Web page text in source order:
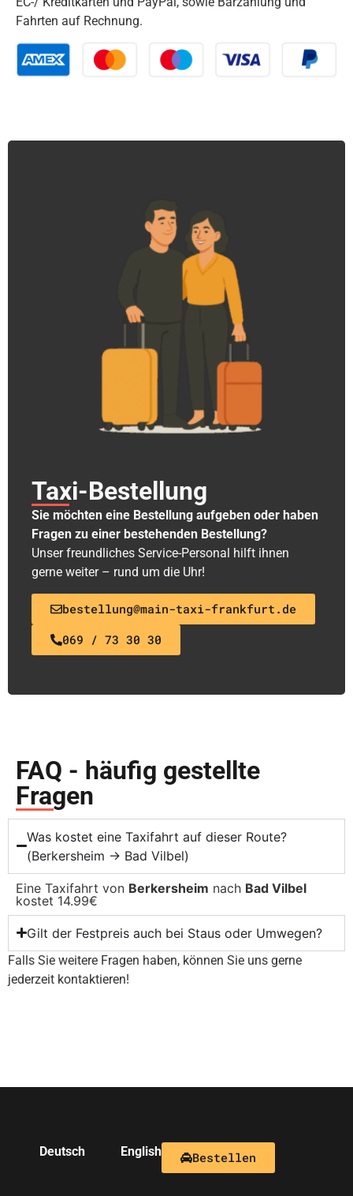
Fahrten auf Rechnung.
Taxi-Bestellung
Sie möchten eine Bestellung aufgeben oder haben
Fragen zu einer bestehenden Bestellung?
Unser freundliches Service-Personal hilft ihnen
gerne weiter – rund um die Uhr!
bestellung@main-taxi-frankfurt.de
069 / 73 30 30
FAQ - häufig gestellte
Fragen
Was kostet eine Taxifahrt auf dieser Route?
(Berkersheim → Bad Vilbel)
Eine Taxifahrt von Berkersheim nach Bad Vilbel
kostet 14.99€
Gilt der Festpreis auch bei Staus oder Umwegen?
Falls Sie weitere Fragen haben, können Sie uns gerne
jederzeit kontaktieren!
Deutsch English Bestellen